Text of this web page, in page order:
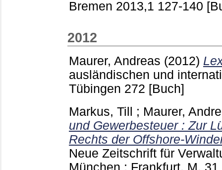
Bremen 2013,1 127-140
2012
Maurer, Andreas (2012)
ausländischen und
Tübingen 272 [Buch]
Markus, Till
; Maurer,
und Gewerbesteuer : Zur
Rechts der Offshore-
Neue Zeitschrift für